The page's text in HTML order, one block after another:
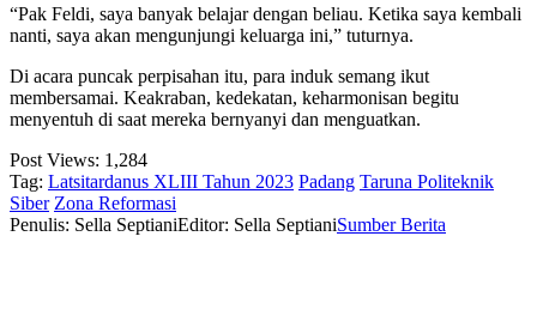
“Pak Feldi, saya banyak belajar dengan beliau. Ketika saya kembali
nanti, saya akan mengunjungi keluarga ini,” tuturnya.
Di acara puncak perpisahan itu, para induk semang ikut
membersamai. Keakraban, kedekatan, keharmonisan begitu
menyentuh di saat mereka bernyanyi dan menguatkan.
Post Views: 1,284
Tag: Latsitardanus XLIII Tahun 2023 Padang Taruna Politeknik
Siber Zona Reformasi
Penulis: Sella SeptianiEditor: Sella SeptianiSumber Berita